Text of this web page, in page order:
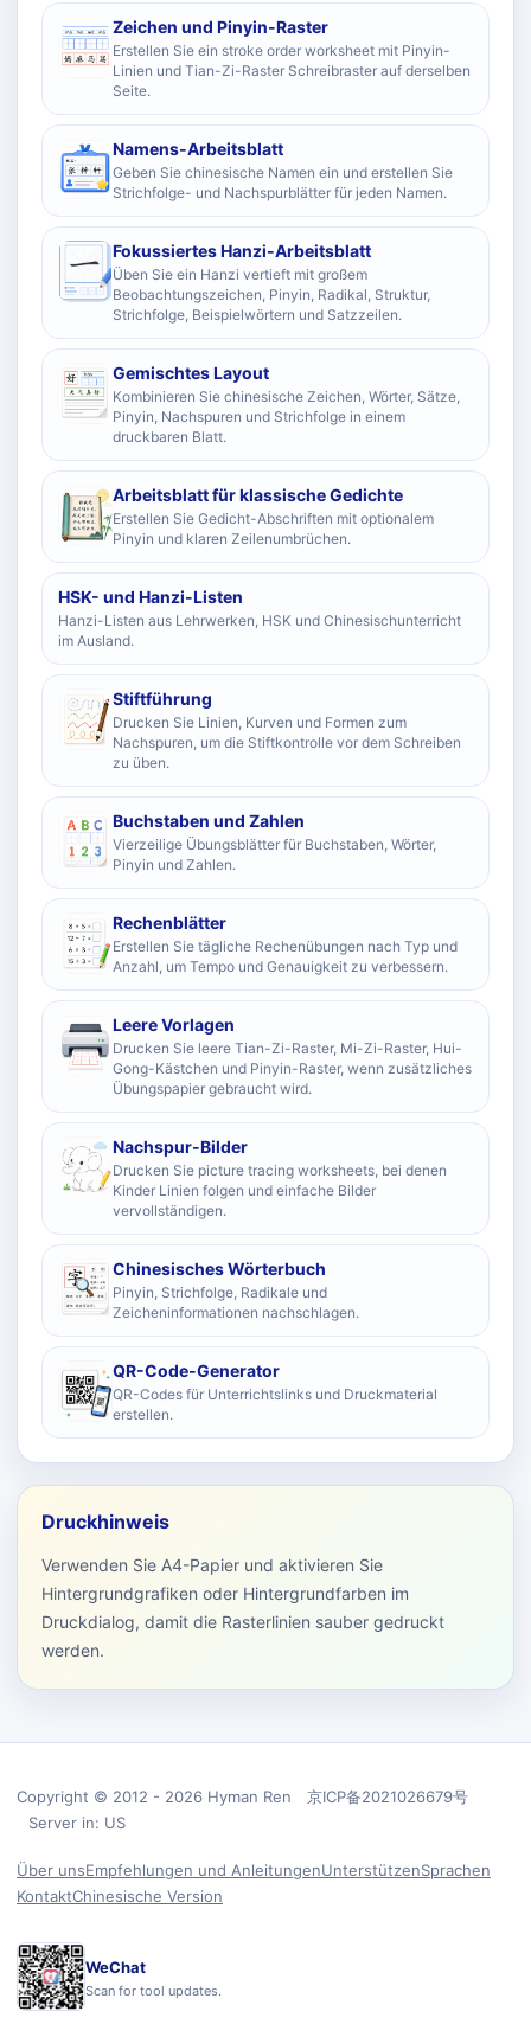
Zeichen und Pinyin-Raster
Erstellen Sie ein stroke order worksheet mit Pinyin-
Linien und Tian-Zi-Raster Schreibraster auf derselben
Seite.
Namens-Arbeitsblatt
Geben Sie chinesische Namen ein und erstellen Sie
Strichfolge- und Nachspurblätter für jeden Namen.
Fokussiertes Hanzi-Arbeitsblatt
Üben Sie ein Hanzi vertieft mit großem
Beobachtungszeichen, Pinyin, Radikal, Struktur,
Strichfolge, Beispielwörtern und Satzzeilen.
Gemischtes Layout
Kombinieren Sie chinesische Zeichen, Wörter, Sätze,
Pinyin, Nachspuren und Strichfolge in einem
druckbaren Blatt.
Arbeitsblatt für klassische Gedichte
Erstellen Sie Gedicht-Abschriften mit optionalem
Pinyin und klaren Zeilenumbrüchen.
HSK- und Hanzi-Listen
Hanzi-Listen aus Lehrwerken, HSK und Chinesischunterricht
im Ausland.
Stiftführung
Drucken Sie Linien, Kurven und Formen zum
Nachspuren, um die Stiftkontrolle vor dem Schreiben
zu üben.
Buchstaben und Zahlen
Vierzeilige Übungsblätter für Buchstaben, Wörter,
Pinyin und Zahlen.
Rechenblätter
Erstellen Sie tägliche Rechenübungen nach Typ und
Anzahl, um Tempo und Genauigkeit zu verbessern.
Leere Vorlagen
Drucken Sie leere Tian-Zi-Raster, Mi-Zi-Raster, Hui-
Gong-Kästchen und Pinyin-Raster, wenn zusätzliches
Übungspapier gebraucht wird.
Nachspur-Bilder
Drucken Sie picture tracing worksheets, bei denen
Kinder Linien folgen und einfache Bilder
vervollständigen.
Chinesisches Wörterbuch
Pinyin, Strichfolge, Radikale und
Zeicheninformationen nachschlagen.
QR-Code-Generator
QR-Codes für Unterrichtslinks und Druckmaterial
erstellen.
Druckhinweis
Verwenden Sie A4-Papier und aktivieren Sie
Hintergrundgrafiken oder Hintergrundfarben im
Druckdialog, damit die Rasterlinien sauber gedruckt
werden.
Copyright © 2012 - 2026 Hyman Ren 京ICP备2021026679号
Server in: US
Über unsEmpfehlungen und AnleitungenUnterstützenSprachen
KontaktChinesische Version
WeChat
Scan for tool updates.